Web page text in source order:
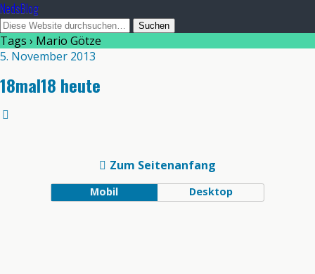
NedsBlog
Tags › Mario Götze
5. November 2013
18mal18 heute
Zum Seitenanfang
Mobil Desktop